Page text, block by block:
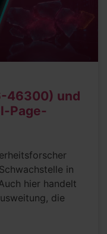
46300) und
Page-
in
hier handelt
die